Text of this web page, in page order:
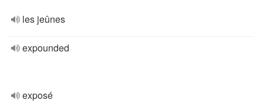
les jeûnes
expounded
exposé